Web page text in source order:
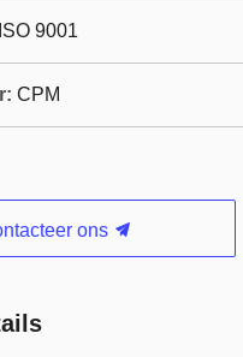
ISO 9001
CPM
ons